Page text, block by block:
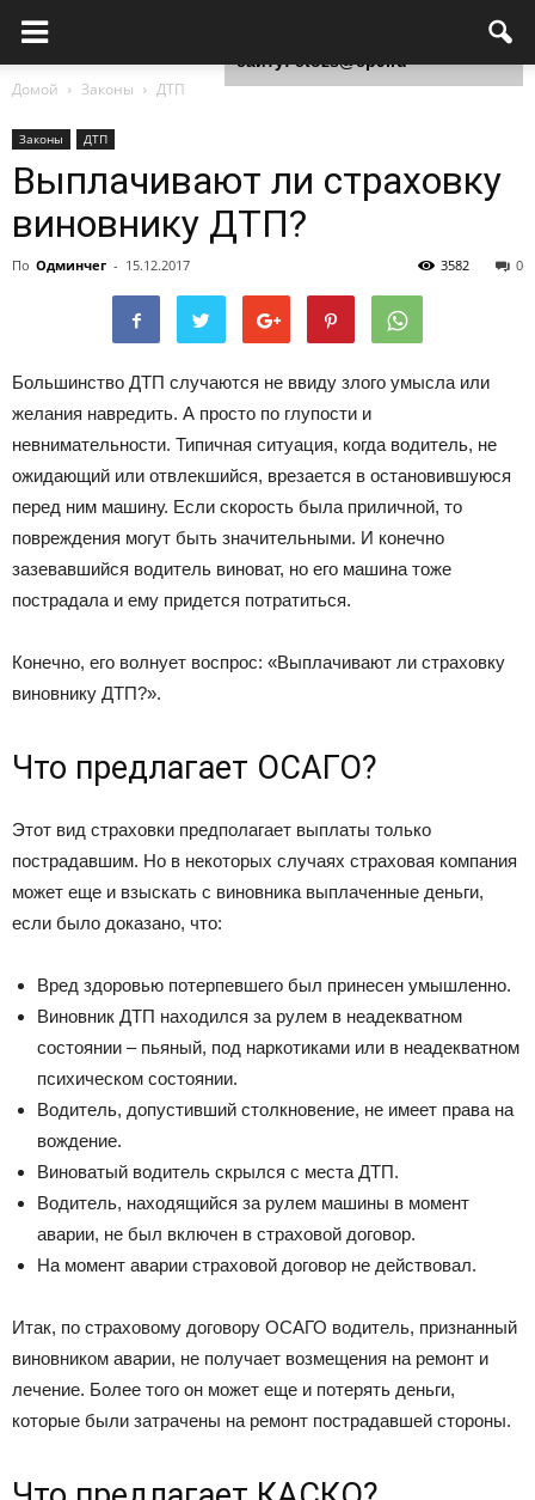
Домой Законы ДТП
Законы ДТП
Выплачивают ли страховку
виновнику ДТП?
По Одминчег - 15.12.2017 0
3582
Большинство ДТП случаются не ввиду злого умысла или
желания навредить. А просто по глупости и
невнимательности. Типичная ситуация, когда водитель, не
ожидающий или отвлекшийся, врезается в остановившуюся
перед ним машину. Если скорость была приличной, то
повреждения могут быть значительными. И конечно
зазевавшийся водитель виноват, но его машина тоже
пострадала и ему придется потратиться.
Конечно, его волнует воспрос: «Выплачивают ли страховку
виновнику ДТП?».
Что предлагает ОСАГО?
Этот вид страховки предполагает выплаты только
пострадавшим. Но в некоторых случаях страховая компания
может еще и взыскать с виновника выплаченные деньги,
если было доказано, что:
Вред здоровью потерпевшего был принесен умышленно.
Виновник ДТП находился за рулем в неадекватном
состоянии – пьяный, под наркотиками или в неадекватном
психическом состоянии.
Водитель, допустивший столкновение, не имеет права на
вождение.
Виноватый водитель скрылся с места ДТП.
Водитель, находящийся за рулем машины в момент
аварии, не был включен в страховой договор.
На момент аварии страховой договор не действовал.
Итак, по страховому договору ОСАГО водитель, признанный
виновником аварии, не получает возмещения на ремонт и
лечение. Более того он может еще и потерять деньги,
которые были затрачены на ремонт пострадавшей стороны.
сайту: ctozs@cp9.ru